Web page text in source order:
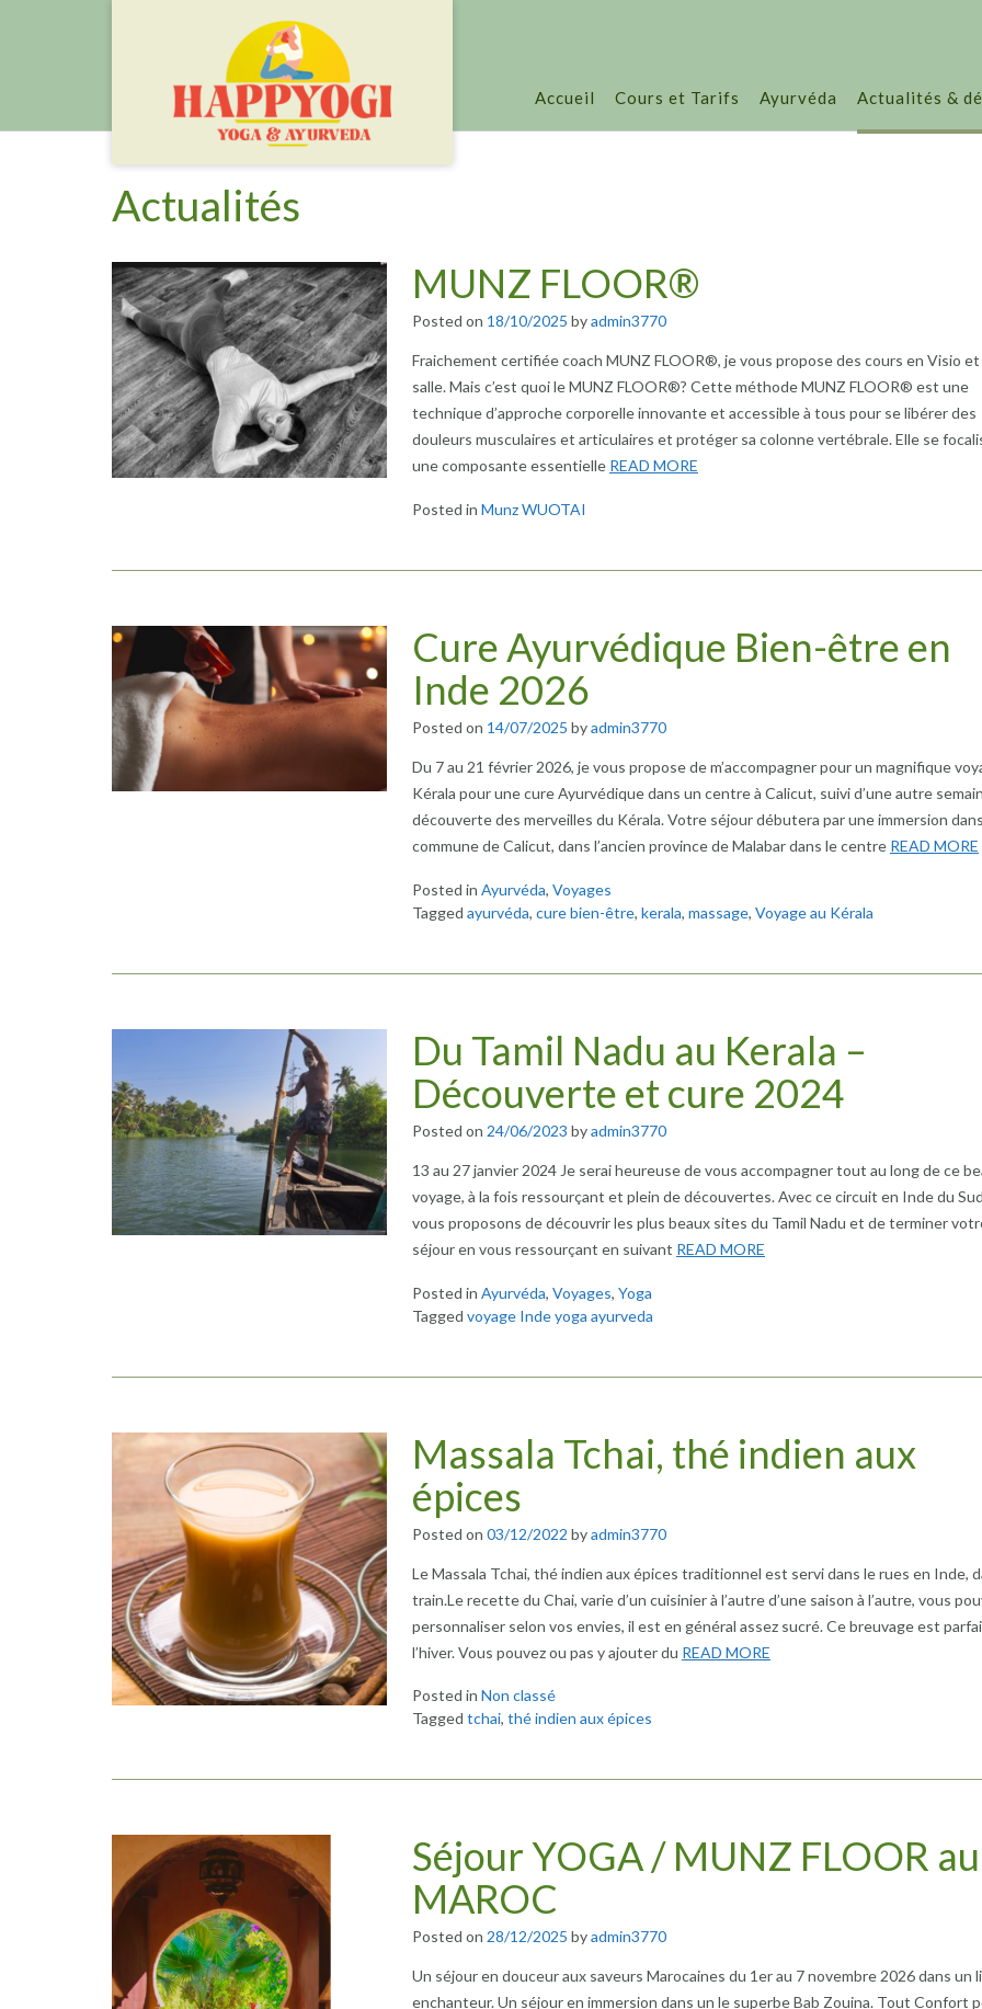
Accueil Cours et Tarifs Ayurvéda Actualités &
Actualités
MUNZ FLOOR®
Posted on 18/10/2025 byadmin3770
Fraichement certifiée coach MUNZ FLOOR®, je vous propose des cours en Visio et
salle. Mais c’est quoi le MUNZ FLOOR®? Cette méthode MUNZ FLOOR® est une
technique d’approche corporelle innovante et accessible à tous pour se libérer des
douleurs musculaires et articulaires et protéger sa colonne vertébrale. Elle se
une composante essentielle READ MORE
Posted in Munz WUOTAI
Cure Ayurvédique Bien-être en
Inde 2026
Posted on 14/07/2025 byadmin3770
Du 7 au 21 février 2026, je vous propose de m’accompagner pour un magnifique
Kérala pour une cure Ayurvédique dans un centre à Calicut, suivi d’une autre
découverte des merveilles du Kérala. Votre séjour débutera par une immersion
commune de Calicut, dans l’ancien province de Malabar dans le centre READ MORE
Posted in Ayurvéda, Voyages
Tagged ayurvéda, cure bien-être, kerala, massage, Voyage au Kérala
Du Tamil Nadu au Kerala –
Découverte et cure 2024
Posted on 24/06/2023 byadmin3770
13 au 27 janvier 2024 Je serai heureuse de vous accompagner tout au long de ce
voyage, à la fois ressourçant et plein de découvertes. Avec ce circuit en Inde du
vous proposons de découvrir les plus beaux sites du Tamil Nadu et de terminer
séjour en vous ressourçant en suivant READ MORE
Posted in Ayurvéda, Voyages, Yoga
Tagged voyage Inde yoga ayurveda
Massala Tchai, thé indien aux
épices
Posted on 03/12/2022 byadmin3770
Le Massala Tchai, thé indien aux épices traditionnel est servi dans le rues en Inde,
train.Le recette du Chai, varie d’un cuisinier à l’autre d’une saison à l’autre, vous
personnaliser selon vos envies, il est en général assez sucré. Ce breuvage est
l’hiver. Vous pouvez ou pas y ajouter du READ MORE
Posted in Non classé
Tagged tchai, thé indien aux épices
Séjour YOGA / MUNZ FLOOR au
MAROC
Posted on 28/12/2025 byadmin3770
Un séjour en douceur aux saveurs Marocaines du 1er au 7 novembre 2026 dans un
enchanteur. Un séjour en immersion dans un le superbe Bab Zouina. Tout Confort